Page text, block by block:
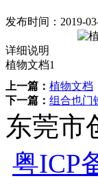
发布时间： 2019-
详细说明
植物文档1
上一篇： 植物文档
下一篇： 组合也门
东莞市
粤ICP